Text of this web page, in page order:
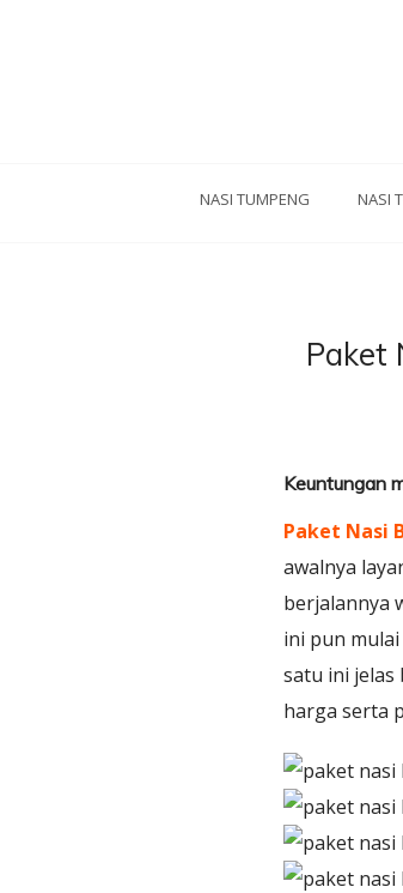
NASI TUMPENG NASI
Paket
Keuntungan
Paket Nasi
awalnya
berjalannya
ini pun
satu ini jelas
harga serta